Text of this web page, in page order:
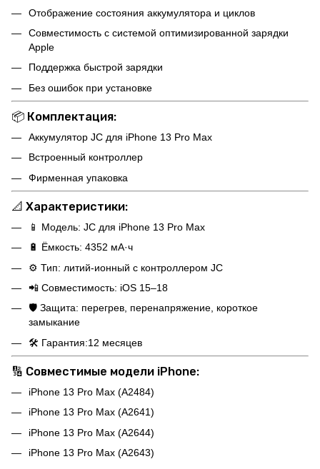
Отображение состояния аккумулятора и циклов
Совместимость с системой оптимизированной зарядки
Apple
Поддержка быстрой зарядки
Без ошибок при установке
📦 Комплектация:
Аккумулятор JC для iPhone 13 Pro Max
Встроенный контроллер
Фирменная упаковка
📐 Характеристики:
📱 Модель: JC для iPhone 13 Pro Max
🔋 Ёмкость: 4352 мА·ч
⚙️ Тип: литий-ионный с контроллером JC
📲 Совместимость: iOS 15–18
🛡️ Защита: перегрев, перенапряжение, короткое
замыкание
🛠️ Гарантия:12 месяцев
🔢 Совместимые модели iPhone:
iPhone 13 Pro Max (A2484)
iPhone 13 Pro Max (A2641)
iPhone 13 Pro Max (A2644)
iPhone 13 Pro Max (A2643)